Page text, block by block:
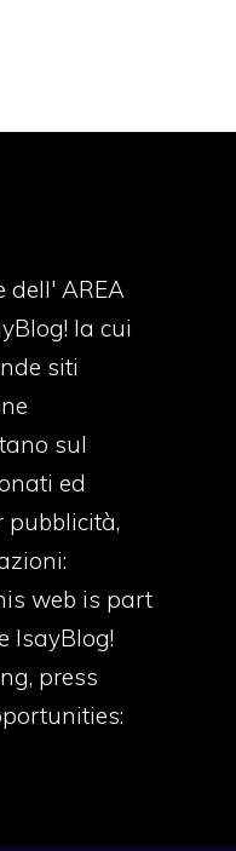
dell' AREA
la cui
siti
sul
ed
pubblicità,
web is part
IsayBlog!
press